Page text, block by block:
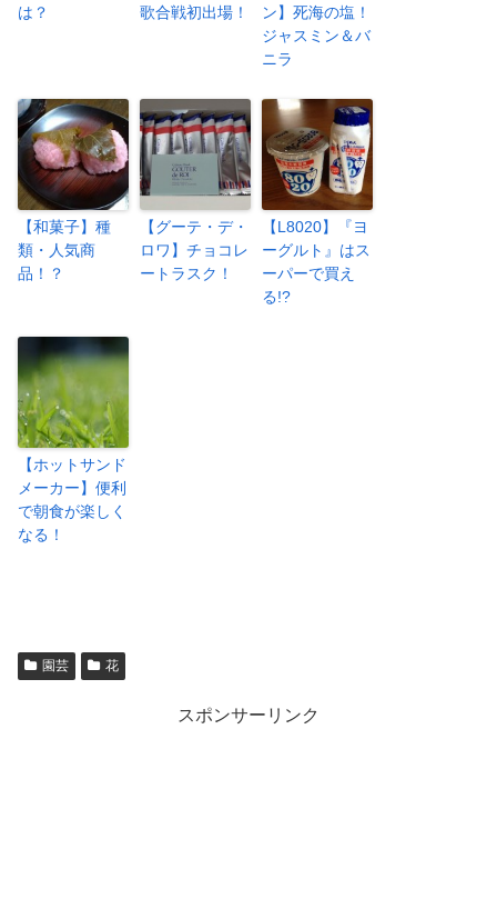
は？
歌合戦初出場！
ン】死海の塩！
ジャスミン＆バ
ニラ
【和菓子】種
類・人気商
品！？
【グーテ・デ・
ロワ】チョコレ
ートラスク！
【L8020】『ヨ
ーグルト』はス
ーパーで買え
る!?
【ホットサンド
メーカー】便利
で朝食が楽しく
なる！
園芸 花
スポンサーリンク